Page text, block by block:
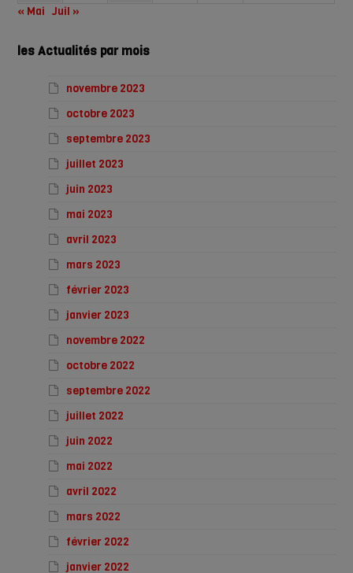
« Mai Juil »
les Actualités par mois
novembre 2023
octobre 2023
septembre 2023
juillet 2023
juin 2023
mai 2023
avril 2023
mars 2023
février 2023
janvier 2023
novembre 2022
octobre 2022
septembre 2022
juillet 2022
juin 2022
mai 2022
avril 2022
mars 2022
février 2022
janvier 2022